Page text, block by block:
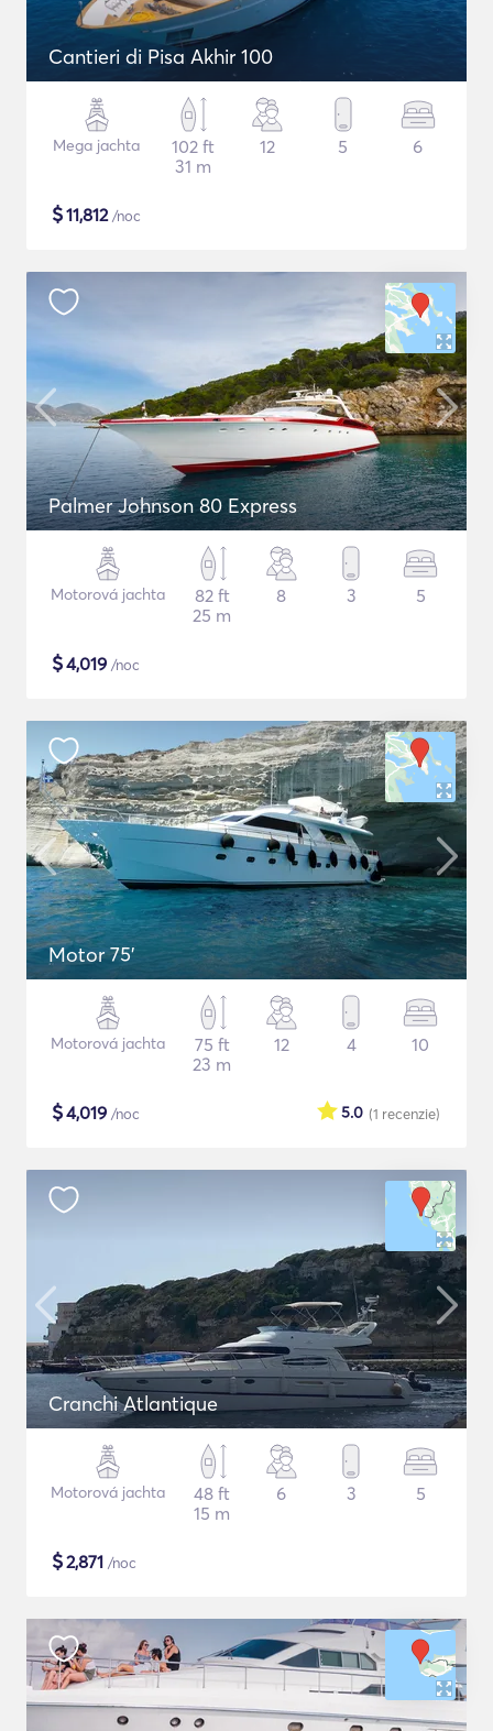
Cantieri di Pisa Akhir 100
Mega jachta
102 ft
31 m
12 5 6
$11,812/noc
Palmer Johnson 80 Express
Motorová jachta
82 ft
25 m
8 3 5
$4,019 /noc
Motor 75'
Motorová jachta
75 ft
23 m
12 4 10
$4,019 /noc (1 recenzie)
5.0
Cranchi Atlantique
Motorová jachta
48 ft
15 m
6 3 5
$2,871 /noc